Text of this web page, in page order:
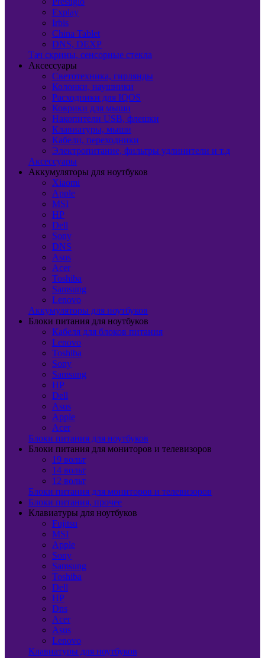
Explay
Irbis
China Tablet
DNS, DEXP
Тач скрины, сенсорные стекла
Аксессуары
Светотехника, гирлянды
Колонки, наушники
Расходники для IQOS
Коврики для мыши
Накопители USB, флешки
Клавиатуры, мыши
Кабели, переходники
Электропитание, фильтры удлинители и т.д
Аксессуары
Аккумуляторы для ноутбуков
Xiaomi
Apple
MSI
HP
Dell
Sony
DNS
Asus
Acer
Toshiba
Samsung
Lenovo
Аккумуляторы для ноутбуков
Блоки питания для ноутбуков
Кабеля для блоков питания
Lenovo
Toshiba
Sony
Samsung
HP
Dell
Asus
Apple
Acer
Блоки питания для ноутбуков
Блоки питания для мониторов и телевизоров
19 вольт
14 вольт
12 вольт
Блоки питания для мониторов и телевизоров
Блоки питания, прочее
Клавиатуры для ноутбуков
Fujitsu
MSI
Apple
Sony
Samsung
Toshiba
Dell
HP
Dns
Acer
Asus
Lenovo
Клавиатуры для ноутбуков